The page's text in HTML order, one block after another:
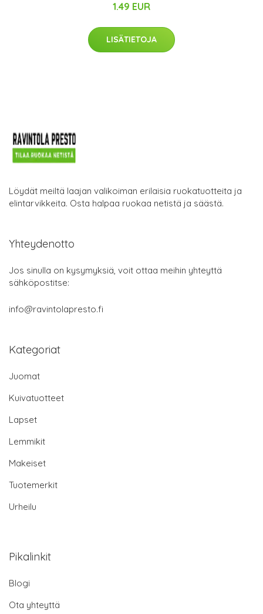
1.49 EUR
LISÄTIETOJA
Löydät meiltä laajan valikoiman erilaisia ruokatuotteita ja
elintarvikkeita. Osta halpaa ruokaa netistä ja säästä.
Yhteydenotto
Jos sinulla on kysymyksiä, voit ottaa meihin yhteyttä
sähköpostitse:
info@ravintolapresto.fi
Kategoriat
Juomat
Kuivatuotteet
Lapset
Lemmikit
Makeiset
Tuotemerkit
Urheilu
Pikalinkit
Blogi
Ota yhteyttä